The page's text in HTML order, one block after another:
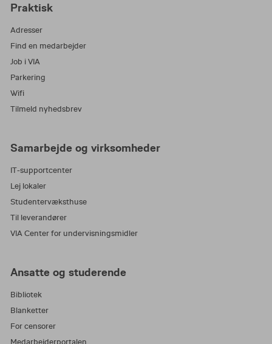
Praktisk
Adresser
Find en medarbejder
Job i VIA
Parkering
Wifi
Tilmeld nyhedsbrev
Samarbejde og virksomheder
IT-supportcenter
Lej lokaler
Studentervæksthuse
Til leverandører
VIA Center for undervisningsmidler
Ansatte og studerende
Bibliotek
Blanketter
For censorer
Medarbejderportalen